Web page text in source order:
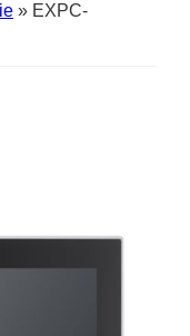
» EXPC-